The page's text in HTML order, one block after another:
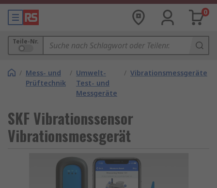
0
Teile-Nr.
/ Mess- und
Prüftechnik
/ Umwelt-
Test- und
Messgeräte
/ Vibrationsmessgeräte
SKF Vibrationssensor
Vibrationsmessgerät